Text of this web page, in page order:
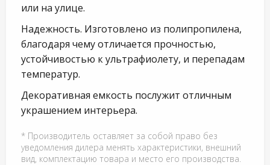
или на улице.
Надежность. Изготовлено из полипропилена,
благодаря чему отличается прочностью,
устойчивостью к ультрафиолету, и перепадам
температур.
Декоративная емкость послужит отличным
украшением интерьера.
* Производитель оставляет за собой право без
уведомления дилера менять характеристики, внешний
вид, комплектацию товара и место его производства.